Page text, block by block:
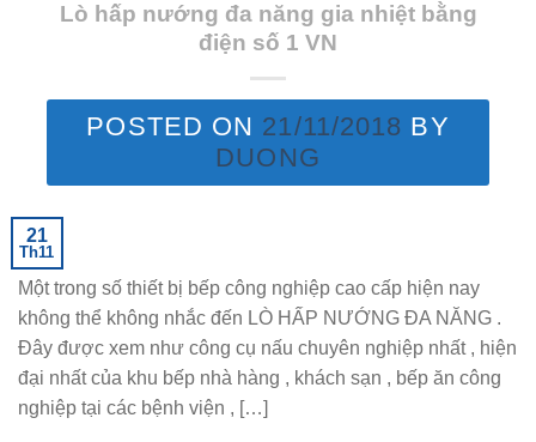
Lò hấp nướng đa năng gia nhiệt bằng
điện số 1 VN
POSTED ON 21/11/2018 BY
DUONG
21
Th11
Một trong số thiết bị bếp công nghiệp cao cấp hiện nay
không thể không nhắc đến LÒ HẤP NƯỚNG ĐA NĂNG .
Đây được xem như công cụ nấu chuyên nghiệp nhất , hiện
đại nhất của khu bếp nhà hàng , khách sạn , bếp ăn công
nghiệp tại các bệnh viện , […]